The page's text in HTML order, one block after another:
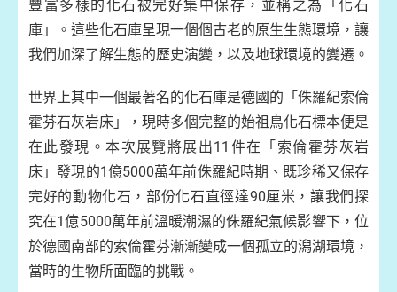
豐富多樣的化石被完好集中保存，並稱之為「化石
庫」。這些化石庫呈現一個個古老的原生生態環境，讓
我們加深了解生態的歷史演變，以及地球環境的變遷。
世界上其中一個最著名的化石庫是德國的「侏羅紀索倫
霍芬石灰岩床」，現時多個完整的始祖鳥化石標本便是
在此發現。本次展覽將展出11件在「索倫霍芬灰岩
床」發現的1億5000萬年前侏羅紀時期、既珍稀又保存
完好的動物化石，部份化石直徑達90厘米，讓我們探
究在1億5000萬年前溫暖潮濕的侏羅紀氣候影響下，位
於德國南部的索倫霍芬漸漸變成一個孤立的潟湖環境，
當時的生物所面臨的挑戰。